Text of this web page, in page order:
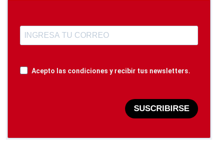
Acepto las condiciones y recibir tus newsletters.
SUSCRIBIRSE